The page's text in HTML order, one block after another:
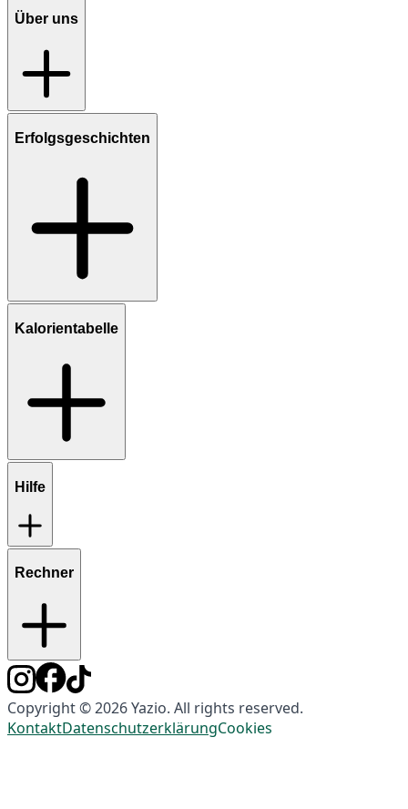
Über uns
Erfolgsgeschichten
Kalorientabelle
Hilfe
Rechner
Copyright © 2026 Yazio. All rights reserved.
KontaktDatenschutzerklärungCookies